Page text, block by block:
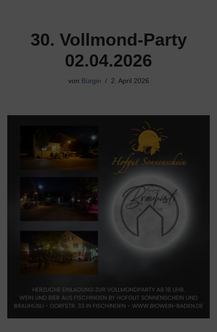
30. Vollmond-Party
02.04.2026
von Bürgin 2. April 2026